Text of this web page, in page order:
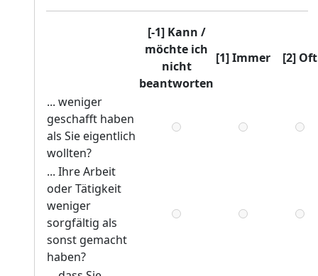
[-1] Kann /
möchte ich
nicht
beantworten
[1] Immer [2] Oft
... weniger
geschafft haben
als Sie eigentlich
wollten?
... Ihre Arbeit
oder Tätigkeit
weniger
sorgfältig als
sonst gemacht
haben?